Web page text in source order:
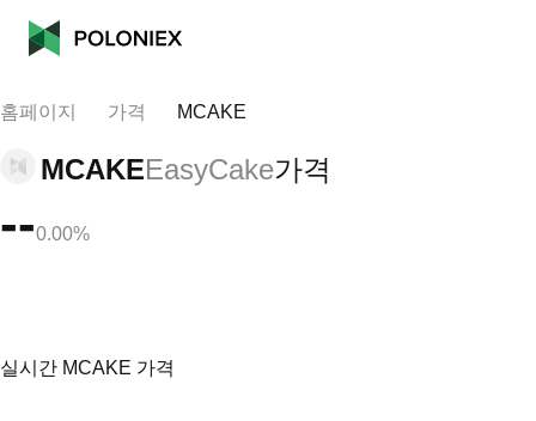
홈페이지 가격 MCAKE
MCAKEEasyCake가격
--0.00%
실시간 MCAKE 가격